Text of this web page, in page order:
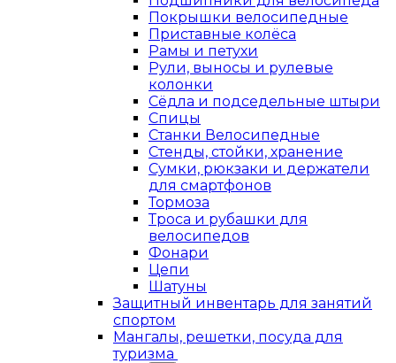
Покрышки велосипедные
Приставные колёса
Рамы и петухи
Рули, выносы и рулевые
колонки
Сёдла и подседельные штыри
Спицы
Станки Велосипедные
Стенды, стойки, хранение
Сумки, рюкзаки и держатели
для смартфонов
Тормоза
Троса и рубашки для
велосипедов
Фонари
Цепи
Шатуны
Защитный инвентарь для занятий
спортом
Мангалы, решетки, посуда для
туризма